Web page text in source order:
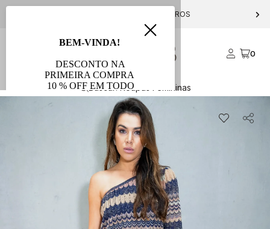
PARCELE EM ATÉ 10X S/ JUROS
0